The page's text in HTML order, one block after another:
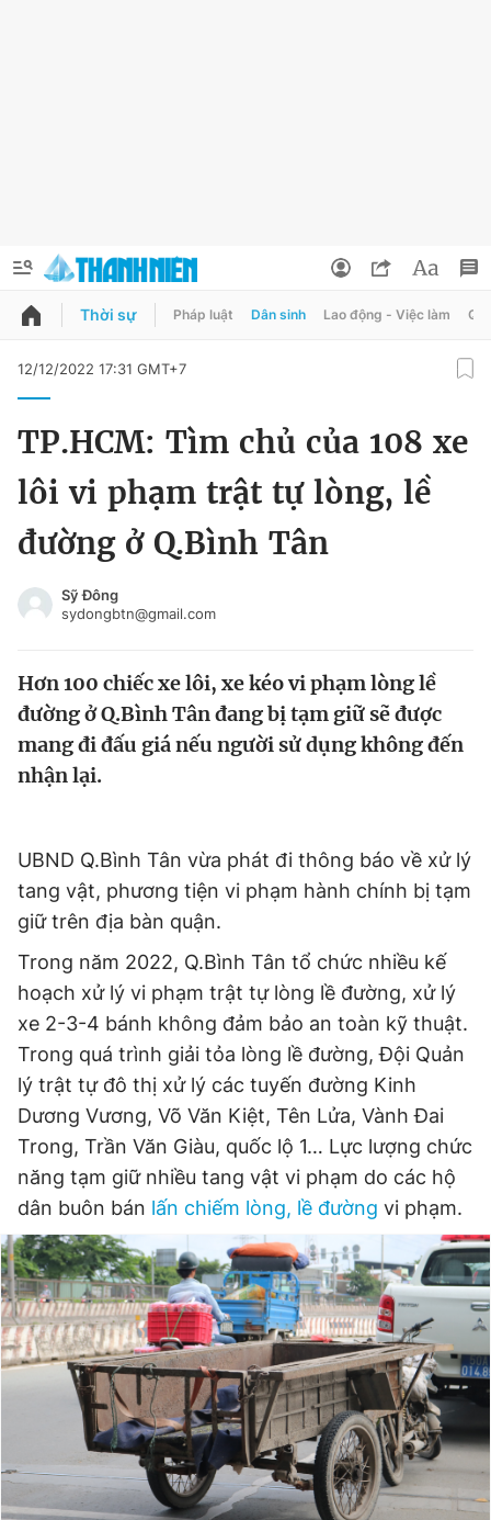
QUẢNG CÁO
Chuyên mục khác
Chào ngày mới
Video Magazine
Sản phẩm khác
Thông tin tòa soạn Liên hệ quảng cáo
Đọc Thanh Niên trên điện thoại
Theo dõi báo trên
Hotline
0906 645 777
Liên hệ quảng cáo
0908 780 404
Đặt báo Quảng cáo RSS Tòa soạn Chính sách bảo
Tổng biên tập: Nguyễn Ngọc Toàn
Phó tổng biên tập thường trực: Hải Thành
Phó tổng biên tập: Lâm Hiếu Dũng
Phó tổng biên tập: Trần Việt Hưng
Tổng thư ký tòa soạn: Đức Trung
Giấy phép xuất bản số 110/GP - BTTTT cấp ngày 24.3.2020
© 2003-2026 Bản quyền thuộc về Báo Thanh Niên. Cấm sao
Đổi mật khẩu
Tin đã lưu
Tin đã xem
Đăng xuất
Thời sự Pháp luật Dân sinh Lao động - Việc làm
12/12/2022 17:31 GMT+7
TP.HCM: Tìm chủ của 108 xe
lôi vi phạm trật tự lòng, lề
đường ở Q.Bình Tân
Sỹ Đông
sydongbtn@gmail.com
Hơn 100 chiếc xe lôi, xe kéo vi phạm lòng lề
đường ở Q.Bình Tân đang bị tạm giữ sẽ được
mang đi đấu giá nếu người sử dụng không đến
nhận lại.
UBND Q.Bình Tân vừa phát đi thông báo về xử lý
tang vật, phương tiện vi phạm hành chính bị tạm
giữ trên địa bàn quận.
Trong năm 2022, Q.Bình Tân tổ chức nhiều kế
hoạch xử lý vi phạm trật tự lòng lề đường, xử lý
xe 2-3-4 bánh không đảm bảo an toàn kỹ thuật.
Trong quá trình giải tỏa lòng lề đường, Đội Quản
lý trật tự đô thị xử lý các tuyến đường Kinh
Dương Vương, Võ Văn Kiệt, Tên Lửa, Vành Đai
Trong, Trần Văn Giàu, quốc lộ 1… Lực lượng chức
năng tạm giữ nhiều tang vật vi phạm do các hộ
dân buôn bán lấn chiếm lòng, lề đường vi phạm.